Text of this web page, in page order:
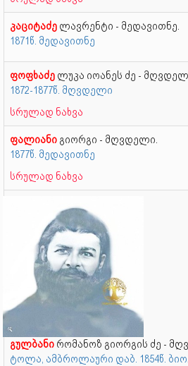
კაციტაძე ლავრენტი - მედავითნე.
1871წ. მედავითნე
ფოფხაძე ლუკა იოანეს ძე -
1872-1877წ. მღვდელი
სრულად ნახვა
ფალიანი გიორგი - მღვდელი.
1877წ. მედავითნე
სრულად ნახვა
გულბანი რომანოზ გიორგის ძე -
ტოლა, ამბროლაური დაბ. 1854წ.